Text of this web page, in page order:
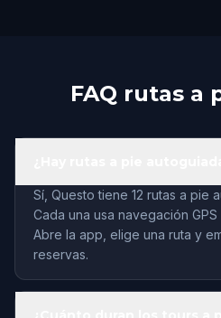
FAQ rutas a
Sí, Questo tiene 12 rutas a pie
Cada una usa navegación
Abre la app, elige una ruta y
reservas.